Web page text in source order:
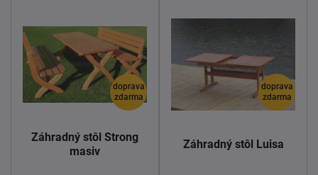
doprava
zdarma
Záhradný stôl Strong
masiv
doprava
zdarma
Záhradný stôl Luisa